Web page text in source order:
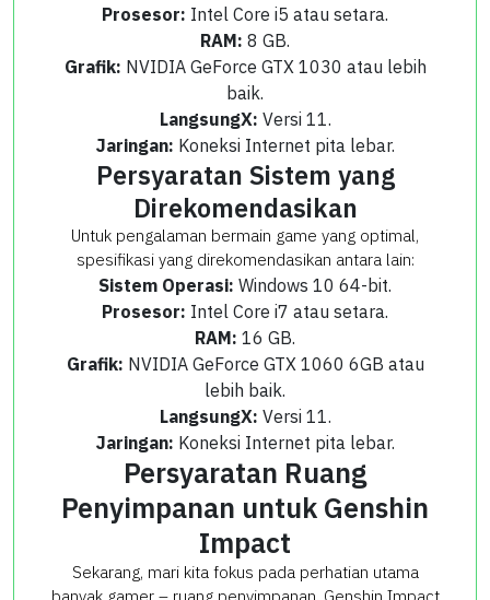
Prosesor: Intel Core i5 atau setara.
RAM: 8 GB.
Grafik: NVIDIA GeForce GTX 1030 atau lebih
baik.
LangsungX: Versi 11.
Jaringan: Koneksi Internet pita lebar.
Persyaratan Sistem yang
Direkomendasikan
Untuk pengalaman bermain game yang optimal,
spesifikasi yang direkomendasikan antara lain:
Sistem Operasi: Windows 10 64-bit.
Prosesor: Intel Core i7 atau setara.
RAM: 16 GB.
Grafik: NVIDIA GeForce GTX 1060 6GB atau
lebih baik.
LangsungX: Versi 11.
Jaringan: Koneksi Internet pita lebar.
Persyaratan Ruang
Penyimpanan untuk Genshin
Impact
Sekarang, mari kita fokus pada perhatian utama